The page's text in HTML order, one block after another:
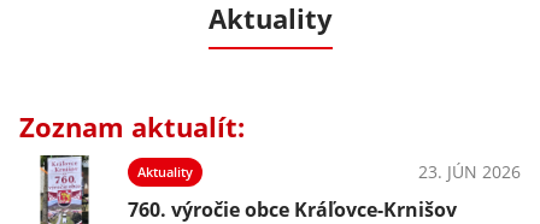
Aktuality
Zoznam aktualít:
Aktuality 23. JÚN 2026
760. výročie obce Kráľovce-Krnišov